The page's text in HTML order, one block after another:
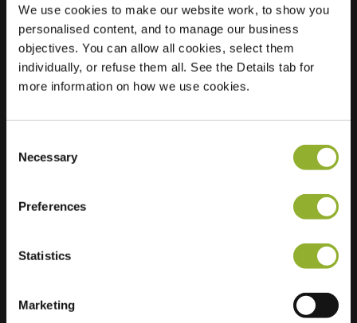
We use cookies to make our website work, to show you
personalised content, and to manage our business
objectives. You can allow all cookies, select them
individually, or refuse them all. See the Details tab for
more information on how we use cookies.
Selection
Necessary
Preferences
Statistics
Marketing
Ubicación
Javalaan 35
6712 AP Ede
Países Bajos
Regular Charging 2 of 2 available